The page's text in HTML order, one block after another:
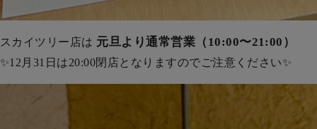
スカイツリー店は 元旦より通常営業（10:00〜21:00）
✨12月31日は20:00閉店となりますのでご注意ください✨